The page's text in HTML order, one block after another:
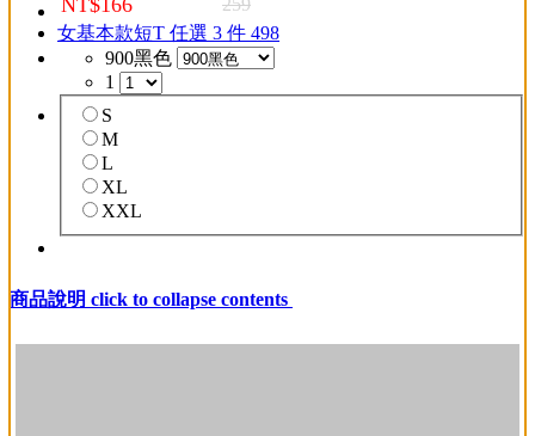
女基本款短T 任選 3 件 498
900黑色
1
S
M
L
XL
XXL
商品說明 click to collapse contents